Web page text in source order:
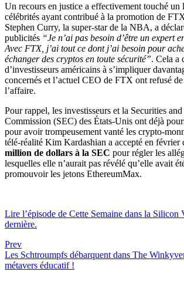
Un recours en justice a effectivement touché un
célébrités ayant contribué à la promotion de
Stephen Curry, la super-star de la NBA, a
publicités “Je n’ai pas besoin d’être un expert
Avec FTX, j’ai tout ce dont j’ai besoin pour
échanger des cryptos en toute sécurité”. Cela a
d’investisseurs américains à s’impliquer
concernés et l’actuel CEO de FTX ont refusé
l’affaire.
Pour rappel, les investisseurs et la Securities
Commission (SEC) des États-Unis ont déjà
pour avoir trompeusement vanté les crypto-
télé-réalité Kim Kardashian a accepté en février
million de dollars à la SEC pour régler les
lesquelles elle n’aurait pas révélé qu’elle avait
promouvoir les jetons EthereumMax.
Lire l’épisode de Cette Semaine dans la Silicon
dernière.
Prev
Les Schtroumpfs débarquent dans The
métavers éducatif !